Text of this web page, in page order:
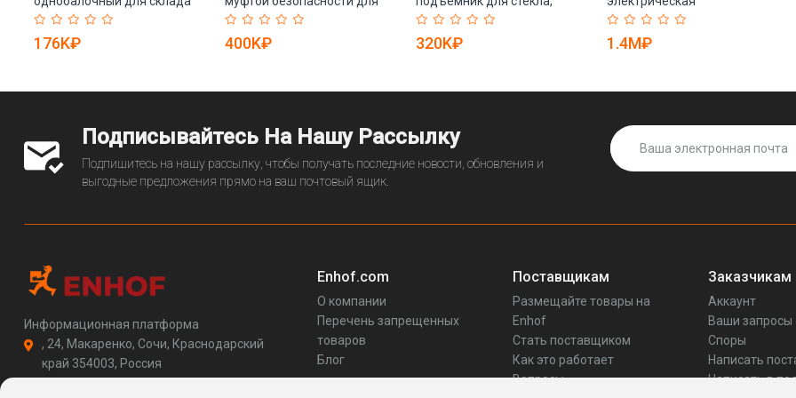
(арт. 25-19081277)
176K₽
якоря (арт. 25-19081120)
400K₽
робот для окон (арт. 25-
19081387)
320K₽
вертикальная (арт. 25-
19081357)
1.4M₽
Подписывайтесь На Нашу Рассылку
Подпишитесь на нашу рассылку, чтобы получать последние новости, обновления и
выгодные предложения прямо на ваш почтовый ящик.
Информационная платформа
, 24, Макаренко, Сочи, Краснодарский
край 354003, Россия
Enhof.com
О компании
Перечень запрещенных
товаров
Блог
Поставщикам
Размещайте товары на
Enhof
Стать поставщиком
Как это работает
Вопросы
Заказчикам
Аккаунт
Ваши запросы
Споры
Написать
Написать в